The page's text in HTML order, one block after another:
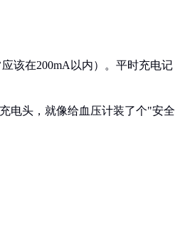
该在200mA以内）。平时充电记
电头，就像给血压计装了个"安全